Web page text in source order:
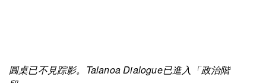
圓桌已不見踪影。Talanoa Dialogue已進入「政治階